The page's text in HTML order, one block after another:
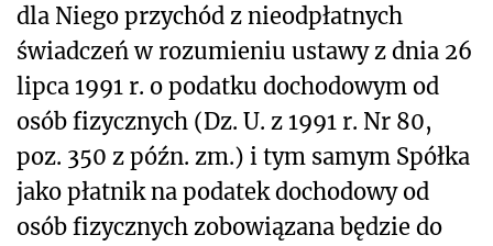
dla Niego przychód z nieodpłatnych
świadczeń w rozumieniu ustawy z dnia 26
lipca 1991 r. o podatku dochodowym od
osób fizycznych (Dz. U. z 1991 r. Nr 80,
poz. 350 z późn. zm.) i tym samym Spółka
jako płatnik na podatek dochodowy od
osób fizycznych zobowiązana będzie do